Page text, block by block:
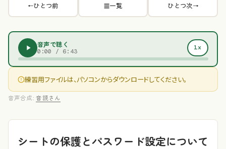
←ひとつ前 ☰一覧 ひとつ次→
音声で聴く
0:00 / 6:43 1x
練習用ファイルは、パソコンからダウンロードしてください。
音声合成:音読さん
シートの保護とパスワード設定について